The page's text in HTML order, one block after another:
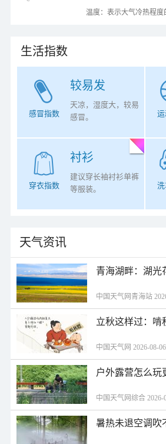
温度：表示大气冷热程度
生活指数
较易发
感冒指数
天凉，湿度大，较易
感冒。
衬衫
穿衣指数
建议穿长袖衬衫单裤
等服装。
天气资讯
青海湖畔：湖光
中国天气网青海站
立秋这样过：啃
中国天气网 2026-08-
户外露营怎么玩
中国天气网综合 2026-
暑热未退空调吹